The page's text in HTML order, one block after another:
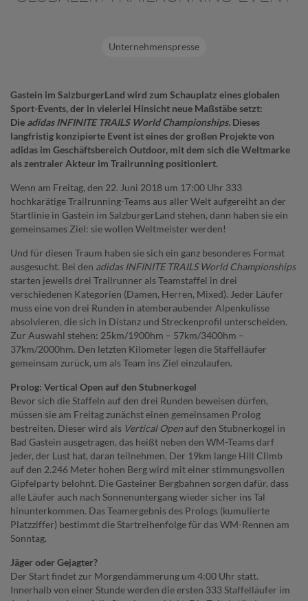
Unternehmenspresse
Gastein im SalzburgerLand wird zum Schauplatz eines globalen
Sport-Events, der in vielerlei Hinsicht neue Maßstäbe setzt:
Die adidas INFINITE TRAILS World Championships. Dieses
langfristig konzipierte Event ist eines der großen Projekte von
adidas im Geschäftsbereich Outdoor, mit dem sich die Weltmarke
als zentraler Akteur im Trailrunning positioniert.
Wenn am Freitag, den 22. Juni 2018 um 17:00 Uhr 333
hochkarätige Trailrunning-Teams aus aller Welt aufgereiht an der
Startlinie in Gastein im SalzburgerLand stehen, dann haben sie ein
gemeinsames Ziel: sie wollen Weltmeister werden!
Und für diesen Traum haben sie sich ein ganz besonderes Format
ausgesucht. Bei den adidas INFINITE TRAILS World Championships
starten jeweils drei Trailrunner als Teamstaffel in drei
verschiedenen Kategorien (Damen, Herren, Mixed). Jeder Läufer
muss eine von drei Runden in atemberaubender Alpenkulisse
absolvieren, die sich in Distanz und Streckenprofil unterscheiden.
Zur Auswahl stehen: 25km/1900hm – 57km/3400hm –
37km/2000hm. Den letzten Kilometer legen die Staffelläufer
gemeinsam zurück, um als Team ins Ziel einzulaufen.
Prolog: Vertical Open auf den Stubnerkogel
Bevor sich die Staffeln auf den drei Runden beweisen dürfen,
müssen sie am Freitag zunächst einen gemeinsamen Prolog
bestreiten. Dieser wird als Vertical Open auf den Stubnerkogel in
Bad Gastein ausgetragen, das heißt neben den WM-Teams darf
jeder, der Lust hat, daran teilnehmen. Der 19km lange Hill Climb
auf den 2.246 Meter hohen Berg wird mit einer stimmungsvollen
Gipfelparty belohnt. Die Gasteiner Bergbahnen sorgen dafür, dass
alle Läufer auch nach Sonnenuntergang wieder sicher ins Tal
hinunterkommen. Das Teamergebnis des Prologs (kumulierte
Platzziffer) bestimmt die Startreihenfolge für das WM-Rennen am
Sonntag.
Jäger oder Gejagter?
Der Start findet zur Morgendämmerung um 4:00 Uhr statt.
Innerhalb von einer Stunde werden die ersten 333 Staffelläufer im